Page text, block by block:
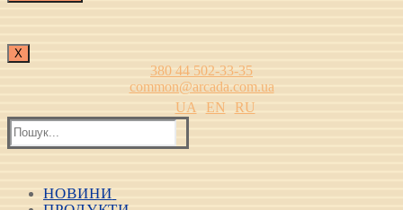
Х
380 44 502-33-35
common@arcada.com.ua
UA
EN
RU
Пошук:
НОВИНИ